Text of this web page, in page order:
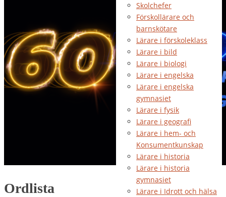
Ordlista
Skolchefer
Förskollärare och
barnskötare
Lärare i förskoleklass
Lärare i bild
Lärare i biologi
Lärare i engelska
Lärare i engelska
gymnasiet
Lärare i fysik
Lärare i geografi
Lärare i hem- och
Konsumentkunskap
Lärare i historia
Lärare i historia
gymnasiet
Lärare i Idrott och hälsa